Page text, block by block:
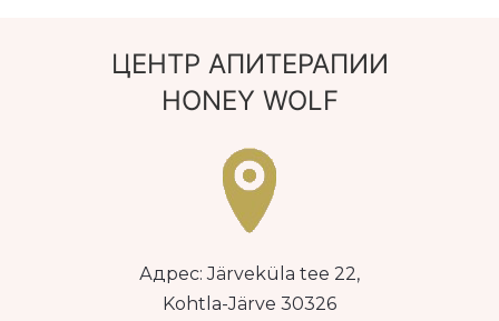
ЦЕНТР АПИТЕРАПИИ
HONEY WOLF
Адрес: Järveküla tee 22,
Kohtla-Järve 30326